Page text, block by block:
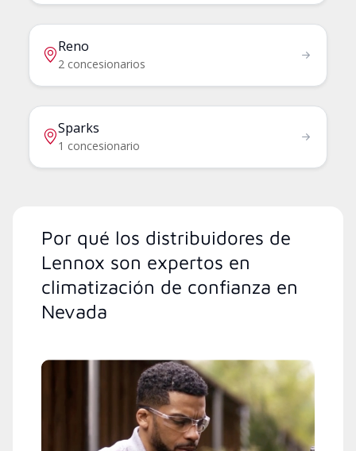
Reno
2 concesionarios
Sparks
1 concesionario
Por qué los distribuidores de
Lennox son expertos en
climatización de confianza en
Nevada